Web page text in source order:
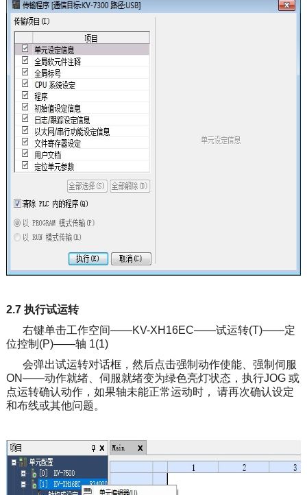
2.7 执行试运转
右键单击工作空间——KV-XH16EC——试运转(T)——定
位控制(P)——轴 1(1)
会弹出试运转对话框，然后点击强制动作使能、强制伺服
ON——动作就绪、伺服就绪变为绿色亮灯状态，执行JOG 或
点运转确认动作，如果轴未能正常运动时， 请再次确认设定
和布线或其他问题。